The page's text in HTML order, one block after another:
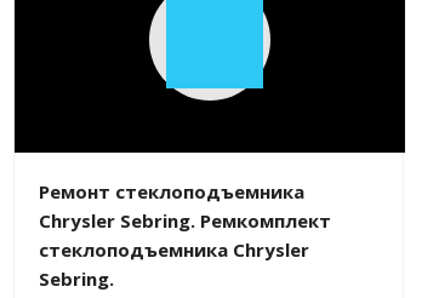
Play
Ремонт стеклоподъемника
Chrysler Sebring. Ремкомплект
стеклоподъемника Chrysler
Sebring.